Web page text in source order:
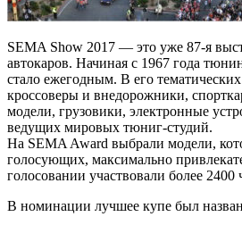
SEMA Show 2017 — это уже 87-я
автокаров. Начиная с 1967 года
стало ежегодным. В его
кроссоверы и внедорожники,
модели, грузовики, электронные
ведущих мировых тюниг-студий.
На SEMA Award выбрали модели,
голосующих, максимально
голосовании участвовали более 2400
В номинации лучшее купе был